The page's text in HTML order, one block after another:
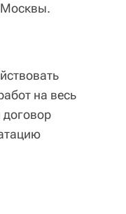
Москвы.
на весь